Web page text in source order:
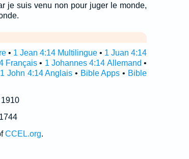
je suis venu non pour juger le monde,
• 1 Jean 4:14 Multilingue• 1 Juan 4:14
Français • 1 Johannes 4:14 Allemand •
1 John 4:14 Anglais • Bible Apps • Bible
CCEL.org.